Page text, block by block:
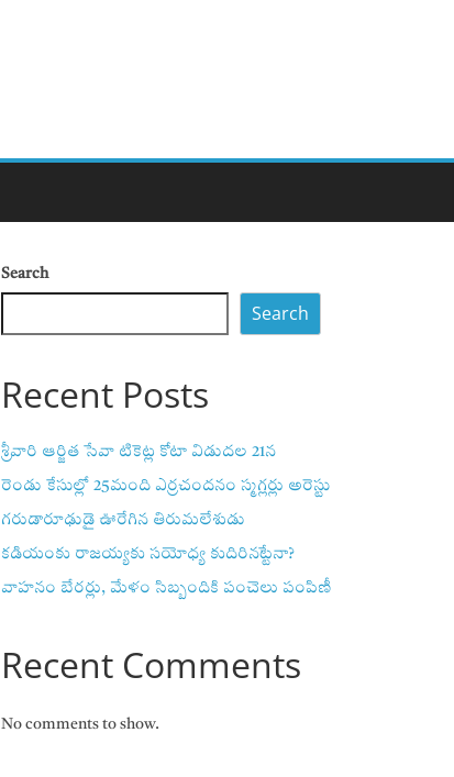
Search
Search
Recent Posts
శ్రీవారి ఆర్జిత సేవా టికెట్ల కోటా విడుదల 21న
రెండు కేసుల్లో 25మంది ఎర్రచందనం స్మగ్లర్లు అరెస్టు
గరుడారూఢుడై ఊరేగిన తిరుమలేశుడు
కడియంకు రాజయ్యకు సయోధ్య కుదిరినట్టేనా?
వాహ‌నం బేర‌ర్లు, మేళం సిబ్బందికి పంచెలు పంపిణీ
Recent Comments
No comments to show.